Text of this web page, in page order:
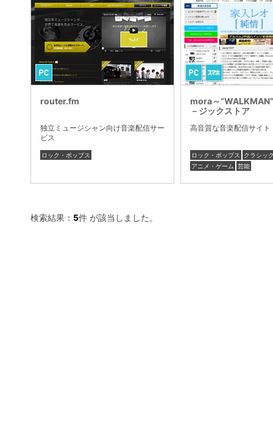
router.fm
独立ミュージシャン向け音楽配信サー
ビス
ロック・ポップス
mora～
－ジックストア
高音質な音楽配信サイト
ロック・ポップス
クラシッ
アニメ・ゲーム 芸能
検索結果： 5件 が該当しました。